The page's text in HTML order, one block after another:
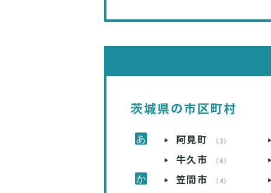
茨城県の市区町村
阿見町 （2）
牛久市 （6）
笠間市 （4）